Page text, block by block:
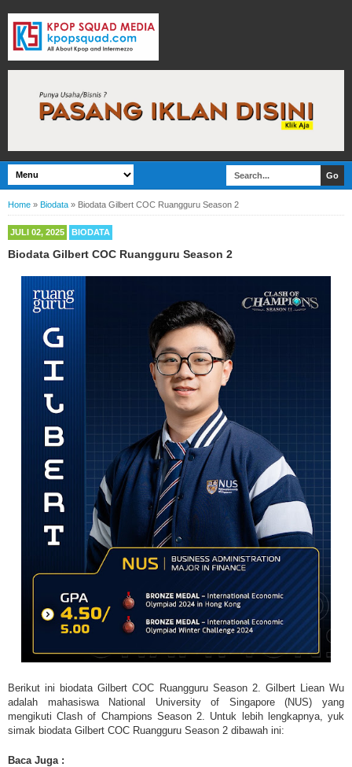
Home » Biodata » Biodata Gilbert COC Ruangguru Season 2
JULI 02, 2025 BIODATA
Biodata Gilbert COC Ruangguru Season 2
Berikut ini biodata Gilbert COC Ruangguru Season 2. Gilbert Liean Wu
adalah mahasiswa
National University of Singapore (NUS) yang
mengikutiClash of Champions Season 2. Untuk lebih lengkapnya, yuk
simak biodata Gilbert COC Ruangguru Season 2 dibawah ini:
Baca Juga :